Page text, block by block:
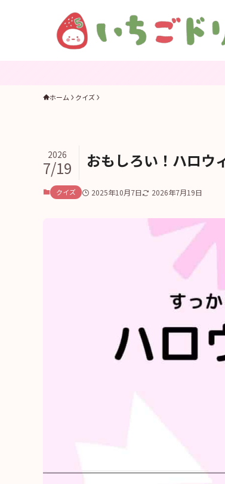
ホーム クイズ
おもしろい！ハロウ
2026
7/19
クイズ 2025年10月7日 2026年7月19日